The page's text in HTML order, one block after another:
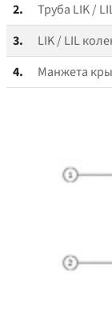
2.
Труба LIK /
3.
LIK / LIL
4.
Манжета